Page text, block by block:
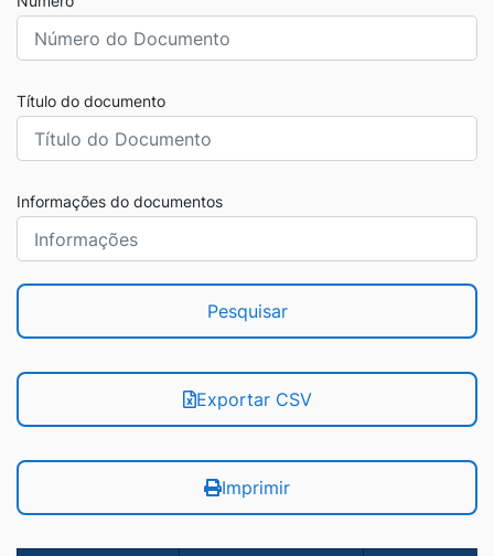
Título do documento
Informações do documentos
Pesquisar
Exportar CSV
Imprimir